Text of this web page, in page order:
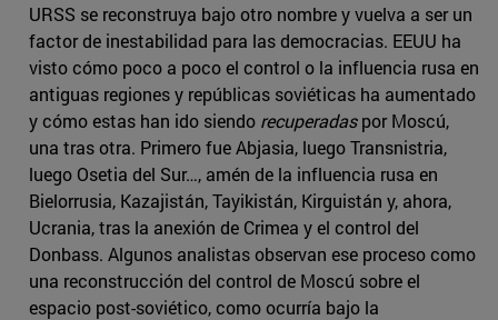
URSS se reconstruya bajo otro nombre y vuelva a ser un
factor de inestabilidad para las democracias. EEUU ha
visto cómo poco a poco el control o la influencia rusa en
antiguas regiones y repúblicas soviéticas ha aumentado
y cómo estas han ido siendo recuperadaspor Moscú,
una tras otra. Primero fue Abjasia, luego Transnistria,
luego Osetia del Sur…, amén de la influencia rusa en
Bielorrusia, Kazajistán, Tayikistán, Kirguistán y, ahora,
Ucrania, tras la anexión de Crimea y el control del
Donbass. Algunos analistas observan ese proceso como
una reconstrucción del control de Moscú sobre el
espacio post-soviético, como ocurría bajo la